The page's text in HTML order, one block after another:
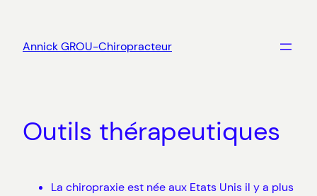
contenu
Annick GROU-Chiropracteur
Outils thérapeutiques
La chiropraxie est née aux Etats Unis il y a plus